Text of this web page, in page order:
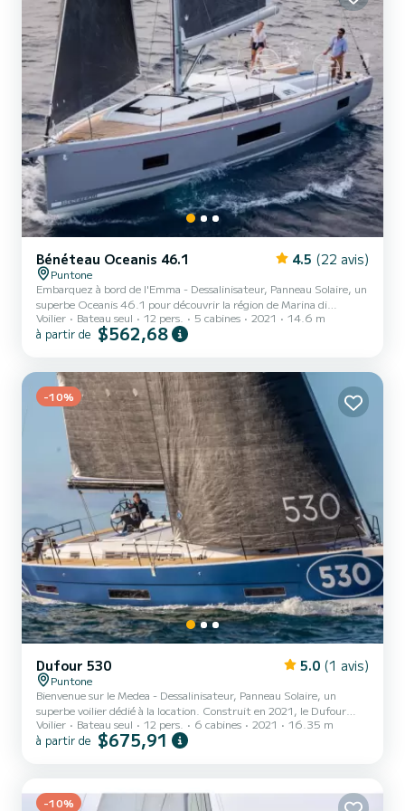
Bénéteau Oceanis 46.1 4.5 (22 avis)
Puntone
Embarquez à bord de l'Emma - Dessalinisateur, Panneau Solaire, un
superbe Oceanis 46.1 pour découvrir la région de Marina di
Scarlino. Ce voilier a été construit en 2021 pour assurer confort et
performances. Le bateau dispose de 5 cabines confortables et d'une
extraordinaires sur l'eau dans les environs de Marina di Scarlino Cet
Oceanis 46.1 Il est équipé de 3 salles de...
Voilier Bateau seul 12 pers. 5 cabines 2021 14.6 m
à partir de $562,68
-10%
Dufour 530 5.0 (1 avis)
Puntone
Bienvenue sur le Medea - Dessalinisateur, Panneau Solaire, un
superbe voilier dédié à la location. Construit en 2021, le Dufour
530 vous emmènera dans les plus beaux mouillages de Marina di
Scarlino. Le bateau a 6 cabines confortables et une capacité de
Medea - Dessalinisateur , Panneau Solaire en...
Voilier Bateau seul 12 pers. 6 cabines 2021 16.35 m
à partir de $675,91
-10%